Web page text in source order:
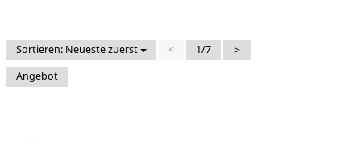
Sortieren: Neueste zuerst < 1/7
>
Angebot